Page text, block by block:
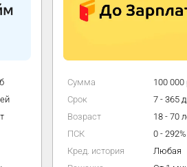
Сумма
100 000
Срок
7 - 365
Возраст
18 - 70
ПСК
0 - 292%
Кред. история
Любая